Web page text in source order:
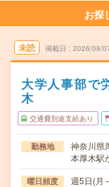
お探
未読 掲載日 2026/08/
大学人事部で
木
交通費別途支給あり
勤務地
神奈川県
本厚木駅
曜日頻度 週5日(月